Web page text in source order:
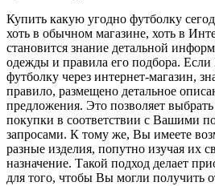
Купить какую угодно футболку
хоть в обычном магазине, хоть в
становится знание детальной
одежды и правила его подбора.
футболку через интернет-магазин,
правило, размещено детальное
предложения. Это позволяет
покупки в соответствии с Вашими
запросами. К тому же, Вы имеете
разные изделия, попутно изучая их
назначение. Такой подход делает
для того, чтобы Вы могли получить